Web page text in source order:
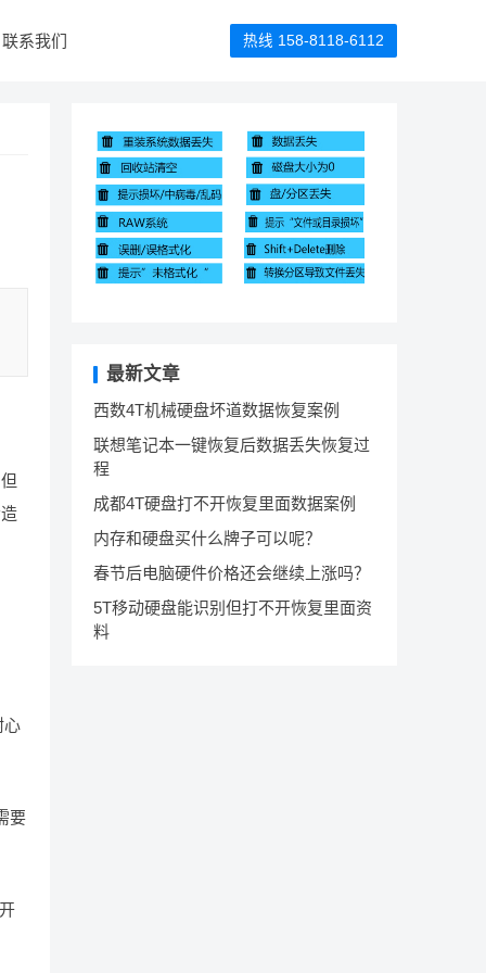
联系我们 热线 158-8118-6112
心
要
最新文章
西数4T机械硬盘坏道数据恢复案例
联想笔记本一键恢复后数据丢失恢复过
程
成都4T硬盘打不开恢复里面数据案例
内存和硬盘买什么牌子可以呢？
春节后电脑硬件价格还会继续上涨吗？
5T移动硬盘能识别但打不开恢复里面资
料